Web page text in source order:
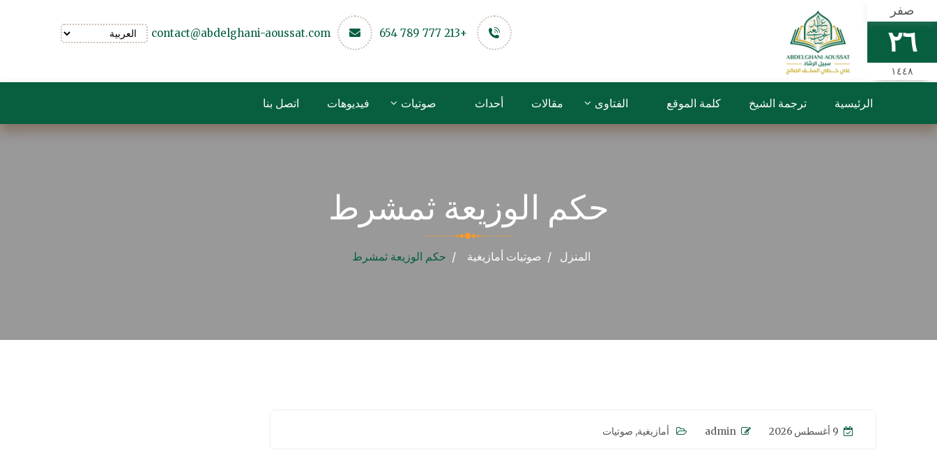
صفر
٢٦
١٤٤٨
+213 777 789 654
contact@abdelghani-aoussat.com
الرئيسية ترجمة الشيخ كلمة الموقع الفتاوى مقالات أحداث صوتيات فيديوهات اتصل بنا
حكم الوزيعة ثمشرط
المنزل صوتيات أمازيغية حكم الوزيعة ثمشرط
9 أغسطس 2026 admin أمازيغية, صوتيات